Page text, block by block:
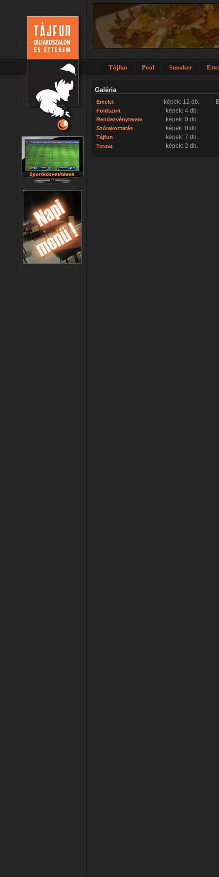
Tájfun Pool Snooker
Galéria
Emelet képek: 12 db.
Földszint képek: 4 db.
Rendezvényterem képek: 0 db.
Szórakoztatás képek: 0 db.
Tájfun képek: 7 db.
Terasz képek: 2 db.